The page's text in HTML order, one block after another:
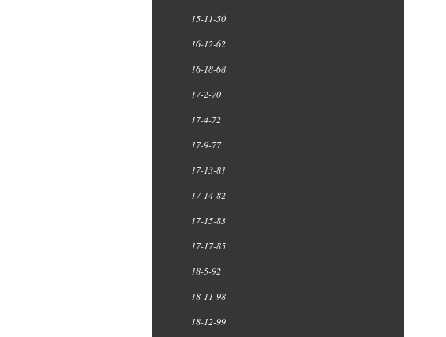
15-11-50
16-12-62
16-18-68
17-2-70
17-4-72
17-9-77
17-13-81
17-14-82
17-15-83
17-17-85
18-5-92
18-11-98
18-12-99